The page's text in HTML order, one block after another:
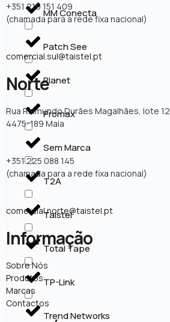
MM Conecta
Patch See
Planet
Promax
Sem Marca
T2A
Taistel
Total Tape
TP-Link
Trend Networks
+351 219 151 409
(chamada para a rede fixa nacional)
comercial.sul@taistel.pt
Norte
Rua Raimundo Durães Magalhães, lote 12
4475-189 Maia
+351 225 088 145
(chamada para a rede fixa nacional)
comercial.norte@taistel.pt
Informação
Sobre Nós
Produtos
Marcas
Contactos